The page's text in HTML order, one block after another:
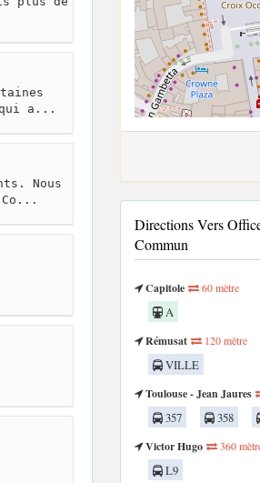
a...
Nous
Directions Vers
Commun
Capitole 60 mètre
A
Rémusat
120 mètre
VILLE
Toulouse - Jean Jaures
357 358
Victor Hugo
360
L9